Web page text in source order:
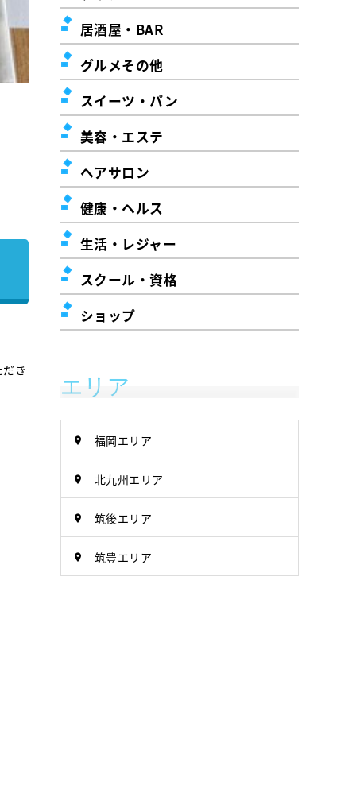
き
居酒屋・BAR
グルメその他
スイーツ・パン
美容・エステ
ヘアサロン
健康・ヘルス
生活・レジャー
スクール・資格
ショップ
エリア
福岡エリア
北九州エリア
筑後エリア
筑豊エリア